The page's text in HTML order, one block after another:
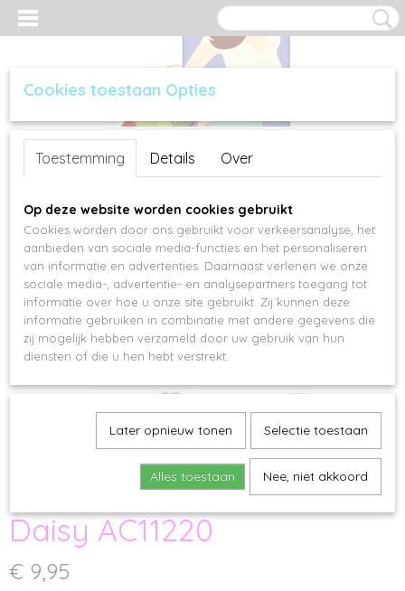
Inloggen Registreren
Daisy AC11220
€ 9,95
Cookies toestaan Opties
Toestemming Details Over
Op deze website worden cookies gebruikt
Cookies worden door ons gebruikt voor verkeersanalyse, het
aanbieden van sociale media-functies en het personaliseren
van informatie en advertenties. Daarnaast verlenen we onze
sociale media-, advertentie- en analysepartners toegang tot
informatie over hoe u onze site gebruikt. Zij kunnen deze
informatie gebruiken in combinatie met andere gegevens die
zij mogelijk hebben verzameld door uw gebruik van hun
diensten of die u hen hebt verstrekt.
Later opnieuw tonen Selectie toestaan
Alles toestaan Nee, niet akkoord